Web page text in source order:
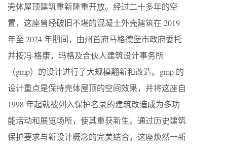
壳体屋顶建筑重新隆重开放。经过二十多年的空
置，这座曾经破旧不堪的混凝土外壳建筑在 2019
年至 2024 年期间，由州首府马格德堡市政府委托
并按冯·格康，玛格及合伙人建筑设计事务所
（gmp）的设计进行了大规模翻新和改造。gmp 的
设计重点是保持壳体屋顶的空间效果，并将这座自
1998 年起就被列入保护名录的建筑改造成为多功
能活动和展览场所，使其重获新生。通过历史建筑
保护要求与新设计概念的完美结合，这座焕然一新